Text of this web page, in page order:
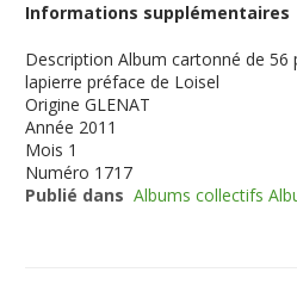
Informations supplémentaires
Description Album cartonné de 56
lapierre préface de Loisel
Origine GLENAT
Année 2011
Mois 1
Numéro 1717
Publié dans Albums collectifs